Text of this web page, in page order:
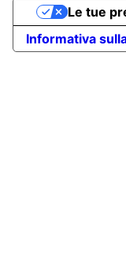
Informativa
Le tue